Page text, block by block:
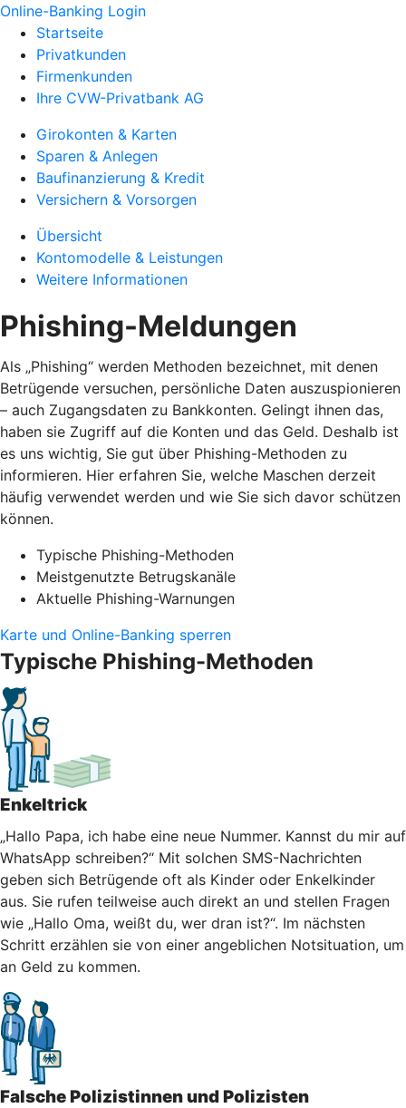
Online-Banking Login
Startseite
Privatkunden
Firmenkunden
Ihre CVW-Privatbank AG
Girokonten & Karten
Sparen & Anlegen
Baufinanzierung & Kredit
Versichern & Vorsorgen
Übersicht
Kontomodelle & Leistungen
Weitere Informationen
Phishing-Meldungen
Als „Phishing“ werden Methoden bezeichnet, mit denen
Betrügende versuchen, persönliche Daten auszuspionieren
– auch Zugangsdaten zu Bankkonten. Gelingt ihnen das,
haben sie Zugriff auf die Konten und das Geld. Deshalb ist
es uns wichtig, Sie gut über Phishing-Methoden zu
informieren. Hier erfahren Sie, welche Maschen derzeit
häufig verwendet werden und wie Sie sich davor schützen
können.
Typische Phishing-Methoden
Meistgenutzte Betrugskanäle
Aktuelle Phishing-Warnungen
Karte und Online-Banking sperren
Typische Phishing-Methoden
Enkeltrick
„Hallo Papa, ich habe eine neue Nummer. Kannst du mir auf
WhatsApp schreiben?“ Mit solchen SMS-Nachrichten
geben sich Betrügende oft als Kinder oder Enkelkinder
aus. Sie rufen teilweise auch direkt an und stellen Fragen
wie „Hallo Oma, weißt du, wer dran ist?“. Im nächsten
Schritt erzählen sie von einer angeblichen Notsituation, um
an Geld zu kommen.
Falsche Polizistinnen und Polizisten